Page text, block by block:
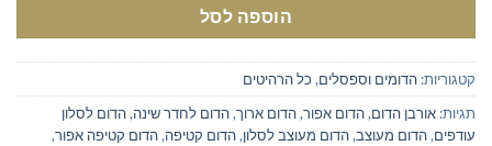
הוספה לסל
קטגוריות: הדומים וספסלים, כל הרהיטים
תגיות: אורבן הדום,הדום אפור,הדום ארוך,הדום לחדר שינה,הדום לסלון
עודפים,הדום מעוצב,הדום מעוצב לסלון,הדום קטיפה,הדום קטיפה אפור,